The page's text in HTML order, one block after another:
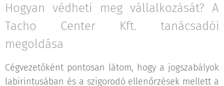
Hogyan védheti meg vállalkozását? A
Tacho Center Kft. tanácsadói
megoldása
Cégvezetőként pontosan látom, hogy a jogszabályok
labirintusában és a szigorodó ellenőrzések mellett a